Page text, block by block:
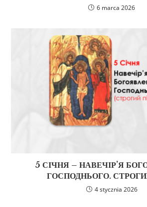
6 marca 2026
5 СІЧНЯ – НАВЕЧІР’Я
ГОСПОДНЬОГО.
4 stycznia 2026